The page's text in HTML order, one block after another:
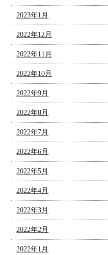
2023年1月
2022年12月
2022年11月
2022年10月
2022年9月
2022年8月
2022年7月
2022年6月
2022年5月
2022年4月
2022年3月
2022年2月
2022年1月